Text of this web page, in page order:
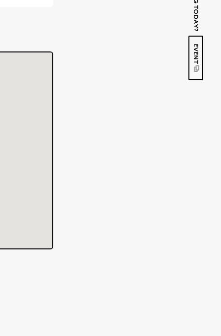
EVENT